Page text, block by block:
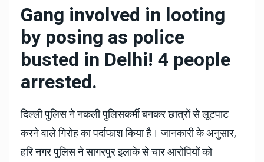
Gang involved in looting
by posing as police
busted in Delhi! 4 people
arrested.
दिल्ली पुलिस ने नकली पुलिसकर्मी बनकर छात्रों से लूटपाट
करने वाले गिरोह का पर्दाफाश किया है। जानकारी के अनुसार,
हरि नगर पुलिस ने सागरपुर इलाके से चार आरोपियों को